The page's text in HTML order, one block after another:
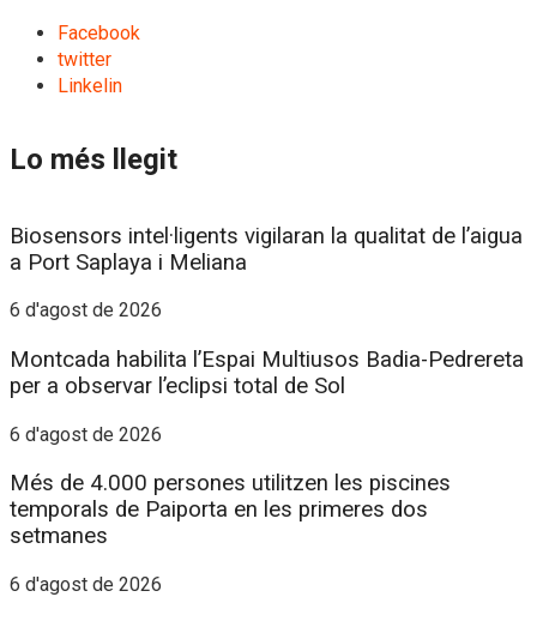
Facebook
twitter
Linkelin
Lo més llegit
Biosensors intel·ligents vigilaran la qualitat de l’aigua
a Port Saplaya i Meliana
6 d'agost de 2026
Montcada habilita l’Espai Multiusos Badia-Pedrereta
per a observar l’eclipsi total de Sol
6 d'agost de 2026
Més de 4.000 persones utilitzen les piscines
temporals de Paiporta en les primeres dos
setmanes
6 d'agost de 2026